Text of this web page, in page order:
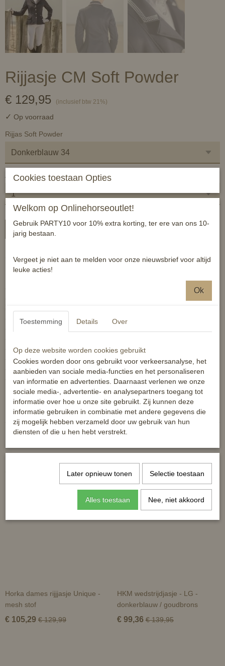
Rijjasje CM Soft Powder
€ 129,95 (inclusief btw 21%)
✓ Op voorraad
Rijjas Soft Powder
Aantal
Schitterend , getailleerd rijjasje voor aantrekkelijke prijs!
Maat 34 tm 46
- ademend
- getailleerd
- twee buitenzakken
- stretchmateriaal
- bi-elastisch
- kreukvrij
- onderhoudsvriendelijk
- Bovenstof: 100 % polyester
- wasmachinebestendig tot 30 graden
- mag in de droogtrommel
Reacties
Ook interessant
Horka dames rijjjasje Unique -
mesh stof
€ 105,29 € 129,99
HKM wedstrijdjasje - LG -
donkerblauw / goudbrons
€ 99,36 € 139,95
Cookies toestaan Opties
Welkom op Onlinehorseoutlet!
Gebruik PARTY10 voor 10% extra korting, ter ere van ons 10-
jarig bestaan.
Vergeet je niet aan te melden voor onze nieuwsbrief voor altijd
leuke acties!
Ok
Toestemming Details Over
Op deze website worden cookies gebruikt
Cookies worden door ons gebruikt voor verkeersanalyse, het
aanbieden van sociale media-functies en het personaliseren
van informatie en advertenties. Daarnaast verlenen we onze
sociale media-, advertentie- en analysepartners toegang tot
informatie over hoe u onze site gebruikt. Zij kunnen deze
informatie gebruiken in combinatie met andere gegevens die
zij mogelijk hebben verzameld door uw gebruik van hun
diensten of die u hen hebt verstrekt.
Later opnieuw tonen Selectie toestaan
Alles toestaan Nee, niet akkoord